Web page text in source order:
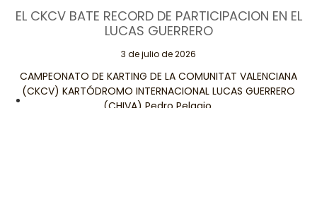
EL CKCV BATE RECORD DE PARTICIPACION EN EL
LUCAS GUERRERO
3 de julio de 2026
CAMPEONATO DE KARTING DE LA COMUNITAT VALENCIANA
(CKCV) KARTÓDROMO INTERNACIONAL LUCAS GUERRERO
(CHIVA) Pedro Pelagio.